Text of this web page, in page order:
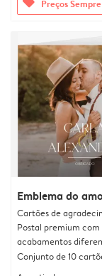
Preços
Emblema do
Cartões de
Postal premium
acabamentos
Conjunto de 10